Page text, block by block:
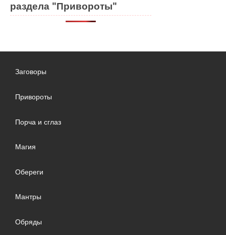
раздела "Привороты"
Заговоры
Привороты
Порча и сглаз
Магия
Обереги
Мантры
Обряды